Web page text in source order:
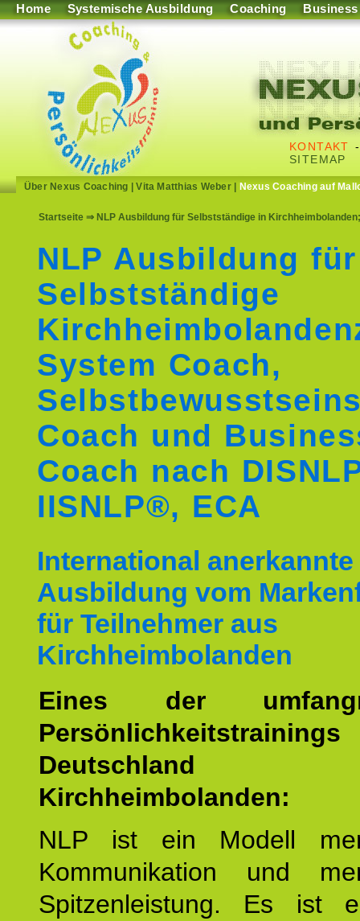
Home Systemische Ausbildung Coaching Business
KONTAKT
SITEMAP
Über Nexus Coaching |Vita Matthias Weber| Nexus Coaching auf
Startseite ⇒ NLP Ausbildung für Selbstständige in
NLP Ausbildung für
Selbstständige
System Coach,
Coach und
Coach nach
IISNLP®, ECA
International
Ausbildung vom
für Teilnehmer aus
Kirchheimbolanden
Eines der
Kirchheimbolanden:
NLP ist ein Modell
Kommunikation und
Spitzenleistung. Es ist